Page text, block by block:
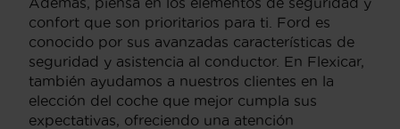
confort que son prioritarios para ti. Ford es
conocido por sus avanzadas características de
seguridad y asistencia al conductor. En Flexicar,
también ayudamos a nuestros clientes en la
elección del coche que mejor cumpla sus
expectativas, ofreciendo una atención